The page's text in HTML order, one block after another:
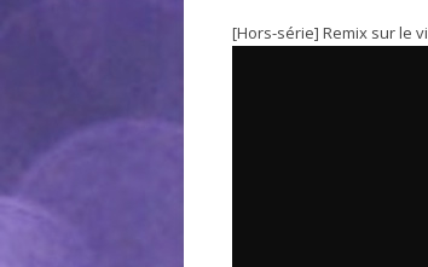
[Hors-série] Remix sur le